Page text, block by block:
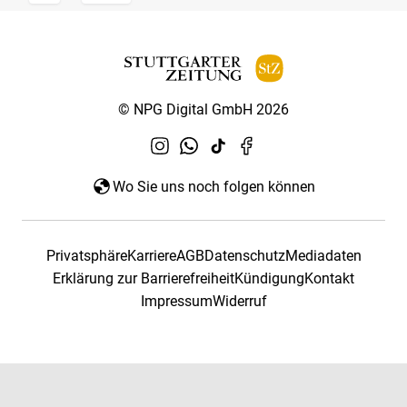
© NPG Digital GmbH 2026
Wo Sie uns noch folgen können
PrivatsphäreKarriereAGBDatenschutzMediadaten
Erklärung zur BarrierefreiheitKündigungKontakt
ImpressumWiderruf